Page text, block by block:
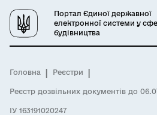
Портал Єдиної державної
електронної системи у
будівництва
Головна Реєстри
Реєстр дозвільних документів до
ІУ 163191020247